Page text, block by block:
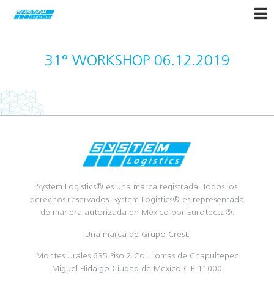
31° WORKSHOP 06.12.2019
System Logistics® es una marca registrada. Todos los
derechos reservados. System Logistics® es representada
de manera autorizada en México por Eurotecsa®.
Una marca de Grupo Crest.
Montes Urales 635 Piso 2 Col. Lomas de Chapultepec
Miguel Hidalgo Ciudad de México C.P. 11000